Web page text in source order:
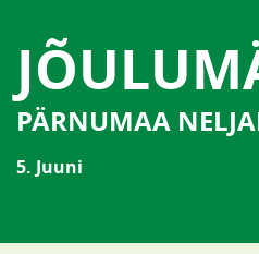
PÄRNUMAA
5. Juuni